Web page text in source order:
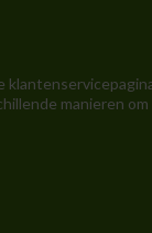
manieren om